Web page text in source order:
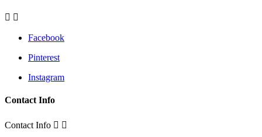
 
Facebook
Pinterest
Instagram
Contact Info
Contact Info  